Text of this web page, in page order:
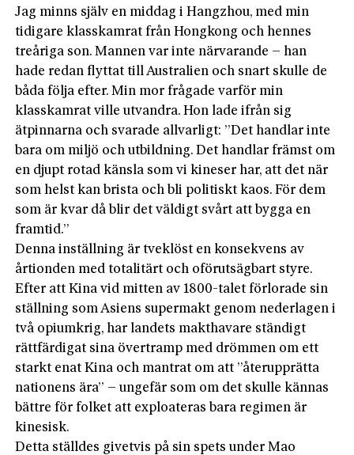
Jag minns själv en middag i Hangzhou, med min
tidigare klasskamrat från Hongkong och hennes
treåriga son. Mannen var inte närvarande – han
hade redan flyttat till Australien och snart skulle de
båda följa efter. Min mor frågade varför min
klasskamrat ville utvandra. Hon lade ifrån sig
ätpinnarna och svarade allvarligt: ”Det handlar inte
bara om miljö och utbildning. Det handlar främst om
en djupt rotad känsla som vi kineser har, att det när
som helst kan brista och bli politiskt kaos. För dem
som är kvar då blir det väldigt svårt att bygga en
framtid.”
Denna inställning är tveklöst en konsekvens av
årtionden med totalitärt och oförutsägbart styre.
Efter att Kina vid mitten av 1800-talet förlorade sin
ställning som Asiens supermakt genom nederlagen i
två opiumkrig, har landets makthavare ständigt
rättfärdigat sina övertramp med drömmen om ett
starkt enat Kina och mantrat om att ”återupprätta
nationens ära” – ungefär som om det skulle kännas
bättre för folket att exploateras bara regimen är
kinesisk.
Detta ställdes givetvis på sin spets under Mao